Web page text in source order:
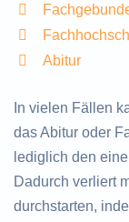
Abitur
In vielen Fällen
das Abitur oder
lediglich den
Dadurch verliert
durchstarten,